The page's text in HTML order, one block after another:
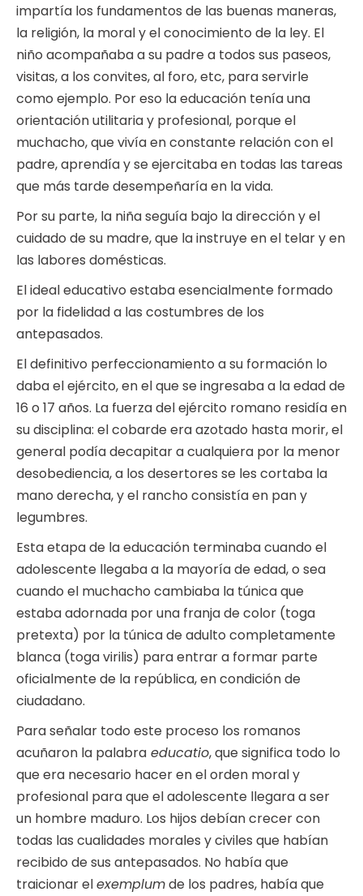
impartía los fundamentos de las buenas maneras,
la religión, la moral y el conocimiento de la ley. El
niño acompañaba a su padre a todos sus paseos,
visitas, a los convites, al foro, etc, para servirle
como ejemplo. Por eso la educación tenía una
orientación utilitaria y profesional, porque el
muchacho, que vivía en constante relación con el
padre, aprendía y se ejercitaba en todas las tareas
que más tarde desempeñaría en la vida.
Por su parte, la niña seguía bajo la dirección y el
cuidado de su madre, que la instruye en el telar y en
las labores domésticas.
El ideal educativo estaba esencialmente formado
por la fidelidad a las costumbres de los
antepasados.
El definitivo perfeccionamiento a su formación lo
daba el ejército, en el que se ingresaba a la edad de
16 o 17 años. La fuerza del ejército romano residía en
su disciplina: el cobarde era azotado hasta morir, el
general podía decapitar a cualquiera por la menor
desobediencia, a los desertores se les cortaba la
mano derecha, y el rancho consistía en pan y
legumbres.
Esta etapa de la educación terminaba cuando el
adolescente llegaba a la mayoría de edad, o sea
cuando el muchacho cambiaba la túnica que
estaba adornada por una franja de color (toga
pretexta) por la túnica de adulto completamente
blanca (toga virilis) para entrar a formar parte
oficialmente de la república, en condición de
ciudadano.
Para señalar todo este proceso los romanos
acuñaron la palabra educatio, que significa todo lo
que era necesario hacer en el orden moral y
profesional para que el adolescente llegara a ser
un hombre maduro. Los hijos debían crecer con
todas las cualidades morales y civiles que habían
recibido de sus antepasados. No había que
traicionar elexemplumde los padres, había que